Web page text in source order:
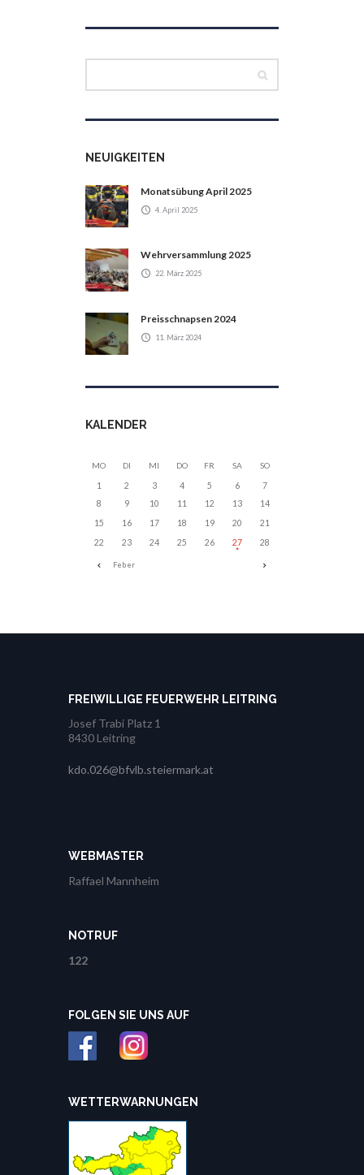
NEUIGKEITEN
Monatsübung April 2025
4. April 2025
Wehrversammlung 2025
22. März 2025
Preisschnapsen 2024
11. März 2024
KALENDER
Feber
MO DI MI DO FR SA SO
1 2 3 4 5 6
7
8
9 10 11 12 13
14
15
16 17 18 19 20
21
22
23 24 25 26 27 28
FREIWILLIGE FEUERWEHR LEITRING
Josef Trabi Platz 1
8430 Leitring
kdo.026@bfvlb.steiermark.at
WEBMASTER
Raffael Mannheim
NOTRUF
122
FOLGEN SIE UNS AUF
WETTERWARNUNGEN